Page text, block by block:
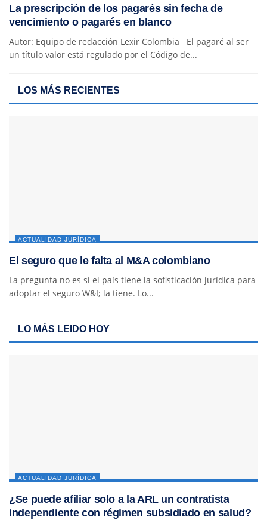
La prescripción de los pagarés sin fecha de
vencimiento o pagarés en blanco
Autor: Equipo de redacción Lexir Colombia El pagaré al ser
un título valor está regulado por el Código de...
LOS MÁS RECIENTES
ACTUALIDAD JURÍDICA
El seguro que le falta al M&A colombiano
La pregunta no es si el país tiene la sofisticación jurídica para
adoptar el seguro W&I; la tiene. Lo...
LO MÁS LEIDO HOY
ACTUALIDAD JURÍDICA
¿Se puede afiliar solo a la ARL un contratista
independiente con régimen subsidiado en salud?